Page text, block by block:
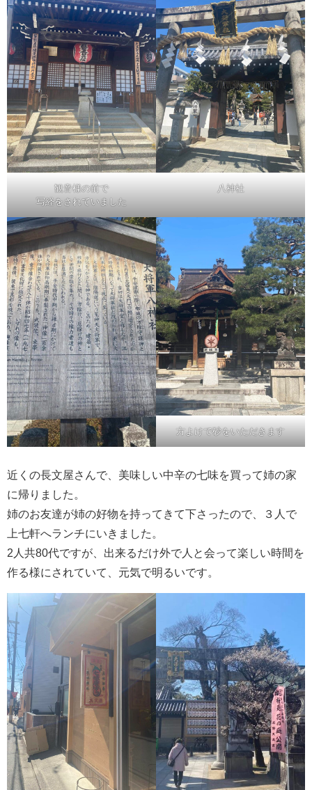
観音様の前で
写経をされていました
八神社
方よけで砂をいただきます
近くの長文屋さんで、美味しい中辛の七味を買って姉の家
に帰りました。
姉のお友達が姉の好物を持ってきて下さったので、３人で
上七軒へランチにいきました。
2人共80代ですが、出来るだけ外で人と会って楽しい時間を
作る様にされていて、元気で明るいです。